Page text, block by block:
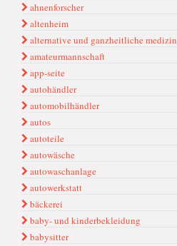
ahnenforscher
altenheim
alternative und ganzheitliche medizin
amateurmannschaft
app-seite
autohändler
automobilhändler
autos
autoteile
autowäsche
autowaschanlage
autowerkstatt
bäckerei
baby- und kinderbekleidung
babysitter